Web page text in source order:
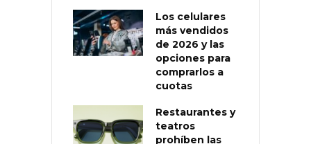
Los celulares
más vendidos
de 2026 y las
opciones para
comprarlos a
cuotas
Restaurantes y
teatros
prohíben las